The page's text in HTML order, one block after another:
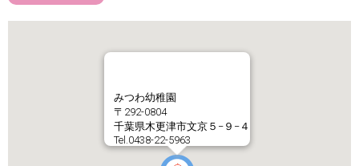
みつわ幼稚園
〒292-0804
千葉県木更津市文京５−９−４
Tel.0438-22-5963